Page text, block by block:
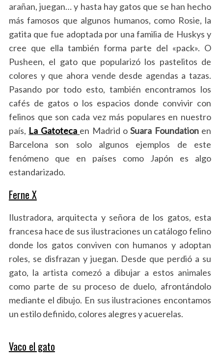
arañan, juegan… y hasta hay gatos que se han hecho
más famosos que algunos humanos, como Rosie, la
gatita que fue adoptada por una familia de Huskys y
cree que ella también forma parte del «pack». O
Pusheen, el gato que popularizó los pastelitos de
colores y que ahora vende desde agendas a tazas.
Pasando por todo esto, también encontramos los
cafés de gatos o los espacios donde convivir con
felinos que son cada vez más populares en nuestro
país, La Gatoteca en Madrid oSuara Foundationen
Barcelona son solo algunos ejemplos de este
fenómeno que en países como Japón es algo
estandarizado.
Ferne X
Ilustradora, arquitecta y señora de los gatos, esta
francesa hace de sus ilustraciones un catálogo felino
donde los gatos conviven con humanos y adoptan
roles, se disfrazan y juegan. Desde que perdió a su
gato, la artista comezó a dibujar a estos animales
como parte de su proceso de duelo, afrontándolo
mediante el dibujo. En sus ilustraciones encontamos
un estilo definido, colores alegres y acuerelas.
Vaco el gato